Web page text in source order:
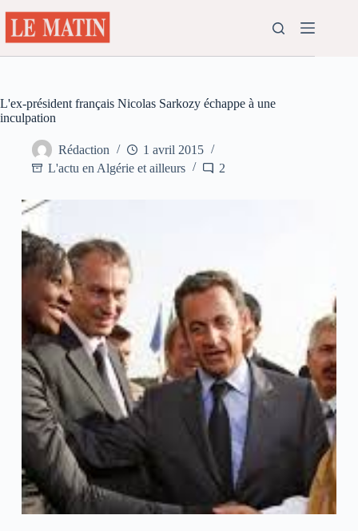
au
contenu
L'ex-président français Nicolas Sarkozy échappe à une
inculpation
Rédaction
1 avril 2015
L'actu en Algérie et ailleurs
2